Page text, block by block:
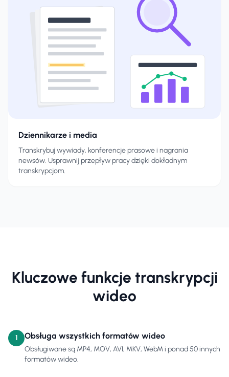
Dziennikarze i media
Transkrybuj wywiady, konferencje prasowe i nagrania
newsów. Usprawnij przepływ pracy dzięki dokładnym
transkrypcjom.
Kluczowe funkcje transkrypcji
wideo
1 Obsługa wszystkich formatów wideo
Obsługiwane są MP4, MOV, AVI, MKV, WebM i ponad 50 innych
formatów wideo.